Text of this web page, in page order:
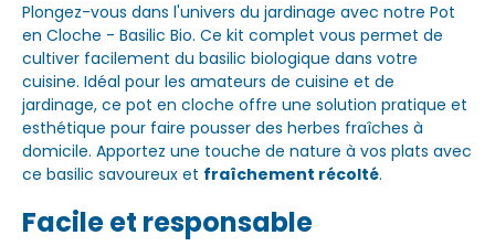
Plongez-vous dans l'univers du jardinage avec notre Pot
en Cloche - Basilic Bio. Ce kit complet vous permet de
cultiver facilement du basilic biologique dans votre
cuisine. Idéal pour les amateurs de cuisine et de
jardinage, ce pot en cloche offre une solution pratique et
esthétique pour faire pousser des herbes fraîches à
domicile. Apportez une touche de nature à vos plats avec
ce basilic savoureux et fraîchement récolté.
Facile et responsable